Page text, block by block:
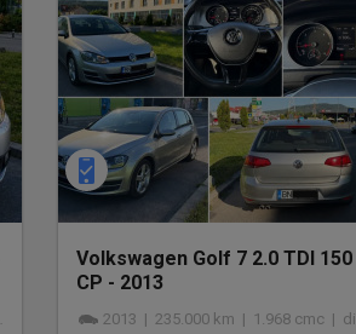
Volkswagen Golf 7 2.0 TDI 150
CP - 2013
2013 | 235.000 km | 1.968 cmc | diesel